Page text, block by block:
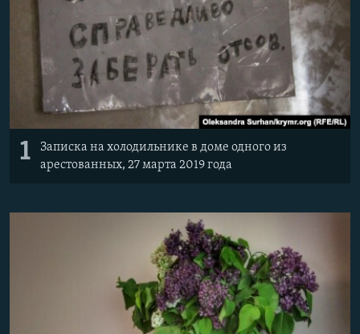
УКРАИНСКАЯ ПРОБЛЕМА КРЫМА
Все сайты RFE/RL
1
Записка на холодильнике в доме одного из
арестованных, 27 марта 2019 года